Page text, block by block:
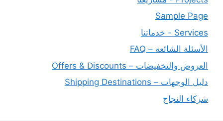
Sample Page
Services - خدماتنا
الأسئلة الشائعة – FAQ
العروض والتخفيضات – Offers & Discounts
دليل الوجهات – Shipping Destinations
شركاء النجاح